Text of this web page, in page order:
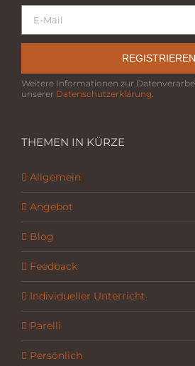
REGISTRIEREN
Weitere Informationen zur
unserer Datenschutzerklärung
THEMEN IN KÜRZE
Allgemein
Angebot
Blog
Feedback
Individueller Unterricht
Parelli
Persönlich